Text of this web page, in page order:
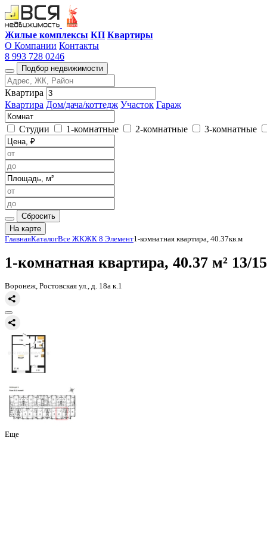
Жилые комплексы КП Квартиры
О Компании Контакты
8 993 728 0246
Подбор недвижимости
Квартира
Квартира Дом/дача/коттедж Участок Гараж
Студии 1-комнатные 2-комнатные 3-комнатные
Сбросить
На карте
Главная
1-комнатная квартира,
Воронеж, Ростовская ул., д. 18а к.1